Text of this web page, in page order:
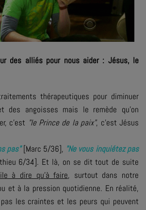
des alliés pour nous aider : Jésus, le
thérapeutiques pour diminuer
des angoisses mais le remède qu’on
c’est "le Prince de la paix", c’est Jésus
pas"[Marc 5/36], "Ne vous inquiétez pas
6/34]. Et là, on se dit tout de suite
à dire qu’à faire, surtout dans notre
et à la pression quotidienne. En réalité,
les craintes et les peurs qui peuvent